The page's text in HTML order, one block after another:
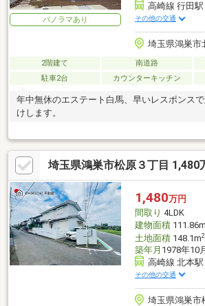
パノラマあり
高崎線 行田
その他の交通
埼玉県鴻巣市
2階建て 南道路
駐車2台
カウンターキッチン
年中無休のエステート白馬、早いレスポンス
けします。
埼玉県鴻巣市松原３丁目 1,480
1,480万円
間取り 4LDK
建物面積111.86m
土地面積148.1m2
築年月 1978年10
高崎線 北本
その他の交通
埼玉県鴻巣市